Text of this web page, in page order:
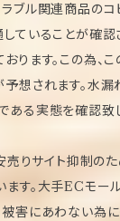
ブル関連商品の
ていることが確
ります。この為、
予想されます。水
ある実態を確認致
りサイト抑制のた
ます。大手ECモー
被害にあわない為